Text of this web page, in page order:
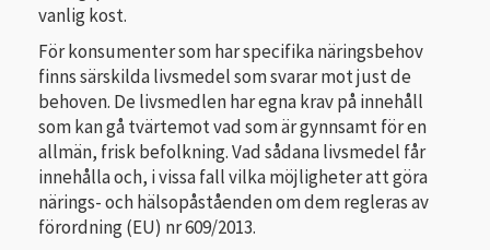
vanlig kost.
För konsumenter som har specifika näringsbehov
finns särskilda livsmedel som svarar mot just de
behoven. De livsmedlen har egna krav på innehåll
som kan gå tvärtemot vad som är gynnsamt för en
allmän, frisk befolkning. Vad sådana livsmedel får
innehålla och, i vissa fall vilka möjligheter att göra
närings- och hälsopåståenden om dem regleras av
förordning (EU) nr 609/2013.